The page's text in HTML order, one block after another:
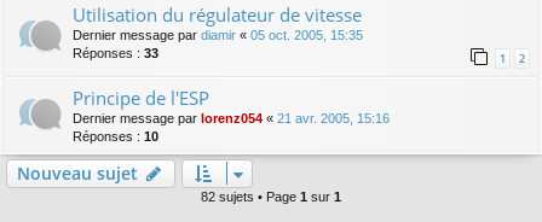
Utilisation du régulateur de vitesse
Dernier message par diamir « 05 oct. 2005, 15:35
Réponses : 33 1 2
Principe de l'ESP
Dernier message par lorenz054 « 21 avr. 2005, 15:16
Réponses : 10
Nouveau sujet
82 sujets • Page 1 sur 1